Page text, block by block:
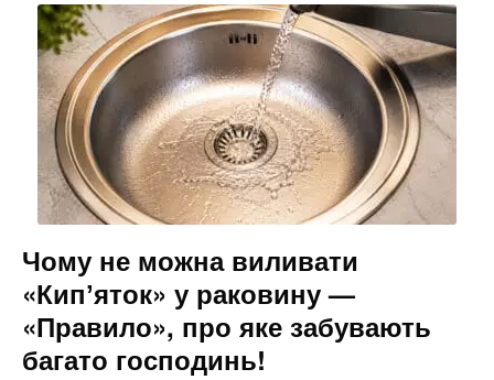
Чому не можна виливати
«Кипʼяток» у раковину —
«Правило», про яке забувають
багато господинь!